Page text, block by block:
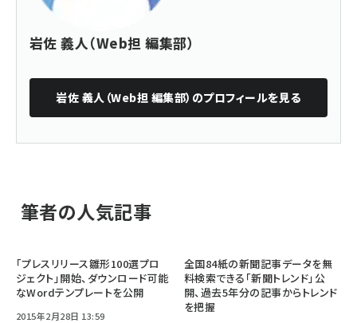
岩佐 義人（Web担 編集部）
岩佐 義人（Web担 編集部） のプロフィールを見る
筆者の人気記事
「プレスリリース雛形100選プロ
ジェクト」開始、ダウンロード可能
なWordテンプレートを公開
2015年2月28日 13:59
全国84紙の新聞記事データを無
料検索できる「新聞トレンド」公
開、過去5年分の記事からトレンド
を把握